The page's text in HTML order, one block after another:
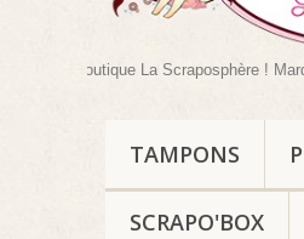
boutique La Scraposphère ! Marque
TAMPONS
SCRAPO'BOX